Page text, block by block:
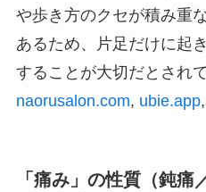
や歩き方のクセが積み重
あるため、片足だけに起
することが大切だとされ
naorusalon.com, ubie.app,
「痛み」の性質（鈍痛